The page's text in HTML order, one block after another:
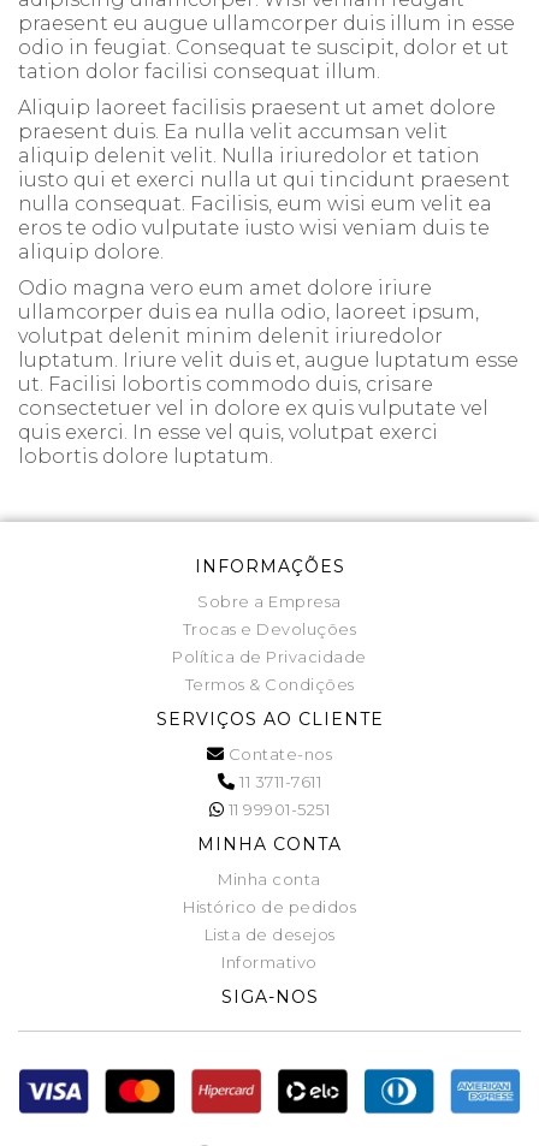
praesent eu augue ullamcorper duis illum in esse
odio in feugiat. Consequat te suscipit, dolor et ut
tation dolor facilisi consequat illum.
Aliquip laoreet facilisis praesent ut amet dolore
praesent duis. Ea nulla velit accumsan velit
aliquip delenit velit. Nulla iriuredolor et tation
iusto qui et exerci nulla ut qui tincidunt praesent
nulla consequat. Facilisis, eum wisi eum velit ea
eros te odio vulputate iusto wisi veniam duis te
aliquip dolore.
Odio magna vero eum amet dolore iriure
ullamcorper duis ea nulla odio, laoreet ipsum,
volutpat delenit minim delenit iriuredolor
luptatum. Iriure velit duis et, augue luptatum esse
ut. Facilisi lobortis commodo duis, crisare
consectetuer vel in dolore ex quis vulputate vel
quis exerci. In esse vel quis, volutpat exerci
lobortis dolore luptatum.
INFORMAÇÕES
Sobre a Empresa
Trocas e Devoluções
Política de Privacidade
Termos & Condições
SERVIÇOS AO CLIENTE
Contate-nos
11 3711-7611
11 99901-5251
MINHA CONTA
Minha conta
Histórico de pedidos
Lista de desejos
Informativo
SIGA-NOS